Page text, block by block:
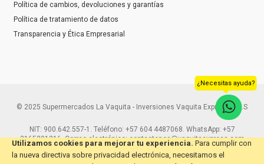
Utilizamos cookies para mejorar tu experiencia. Para cumplir con
la nueva directiva sobre privacidad electrónica, necesitamos el
Política de cambios, devoluciones y garantías
Política de tratamiento de datos
Transparencia y Ética Empresarial
© 2025 Supermercados La Vaquita - Inversiones Vaquita Express S.A.S
NIT: 900.642.557-1. Teléfono: +57 604 4487068. WhatsApp: +57
3165291216. Correo electrónico: contactenos@vaquitaexpress.com
¿Necesitas ayuda?